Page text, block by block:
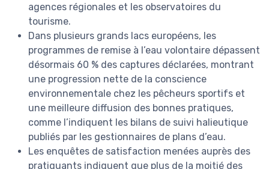
agences régionales et les observatoires du
tourisme.
Dans plusieurs grands lacs européens, les
programmes de remise à l’eau volontaire dépassent
désormais 60 % des captures déclarées, montrant
une progression nette de la conscience
environnementale chez les pêcheurs sportifs et
une meilleure diffusion des bonnes pratiques,
comme l’indiquent les bilans de suivi halieutique
publiés par les gestionnaires de plans d’eau.
Les enquêtes de satisfaction menées auprès des
pratiquants indiquent que plus de la moitié des